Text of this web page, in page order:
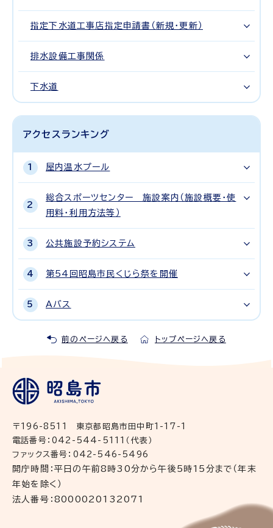
指定下水道工事店指定申請書（新規・更新）
排水設備工事関係
下水道
アクセスランキング
屋内温水プール
総合スポーツセンター 施設案内（施設概要・使
用料・利用方法等）
公共施設予約システム
第54回昭島市民くじら祭を開催
Aバス
前のページへ戻る トップページへ戻る
〒196-8511 東京都昭島市田中町1-17-1
電話番号：042-544-5111（代表）
ファックス番号：042-546-5496
開庁時間：平日の午前8時30分から午後5時15分まで（年末
年始を除く）
法人番号：8000020132071